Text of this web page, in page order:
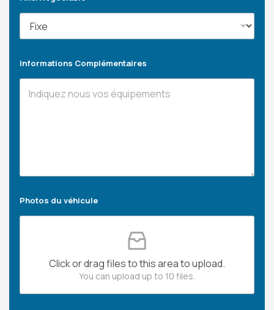
Informations Complémentaires
Photos du véhicule
Click or drag files to this area to upload.
You can upload up to 10 files.